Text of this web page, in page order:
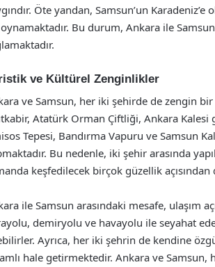
Öte yandan, Samsun’un
Bu durum, Ankara ile
ve Kültürel Zenginlikler
ve Samsun, her iki şehirde de zengin
Atatürk Orman Çiftliği, Ankara
Tepesi, Bandırma Vapuru ve Samsun
Bu nedenle, iki şehir arasında
keşfedilecek birçok güzellik
ile Samsun arasındaki mesafe, ulaşım
demiryolu ve havayolu ile seyahat
Ayrıca, her iki şehrin de kendine
hale getirmektedir. Ankara ve Samsun,